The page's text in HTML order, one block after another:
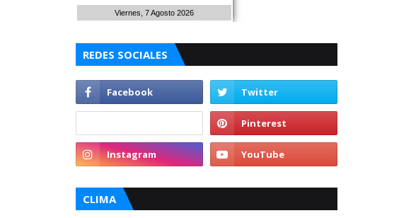
Viernes, 7 Agosto 2026
REDES SOCIALES
CLIMA